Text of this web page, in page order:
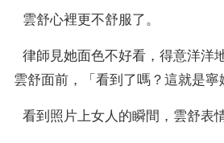
  雲舒心裡更不舒服了。
雲舒面前，「看到了嗎？這就是寧
看到照片上女人的瞬間，雲舒表